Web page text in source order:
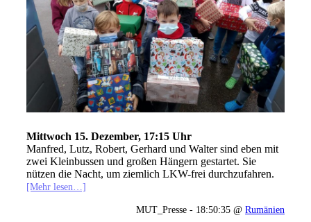
Mittwoch 15. Dezember, 17:15 Uhr
Manfred, Lutz, Robert, Gerhard und Walter sind eben mit
zwei Kleinbussen und großen Hängern gestartet. Sie
nützen die Nacht, um ziemlich LKW-frei durchzufahren.
[Mehr lesen…]
MUT_Presse - 18:50:35 @Rumänien